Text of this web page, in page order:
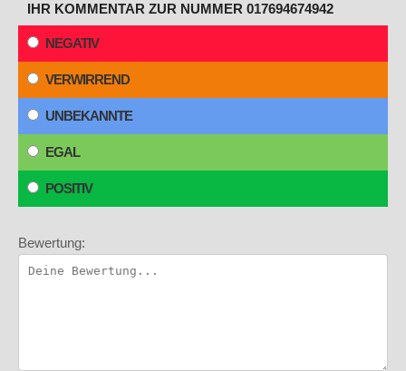
IHR KOMMENTAR ZUR NUMMER 017694674942
NEGATIV
VERWIRREND
UNBEKANNTE
EGAL
POSITIV
Bewertung: